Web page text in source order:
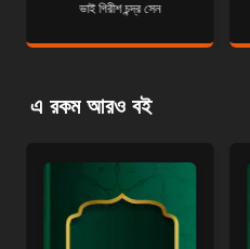
ভাই গিরীশ চন্দ্র সেন
এ রকম আরও বই